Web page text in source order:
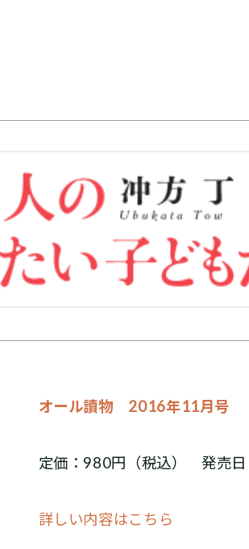
オール讀物 2016年11月号
定価：980円（税込） 発売
詳しい内容はこちら